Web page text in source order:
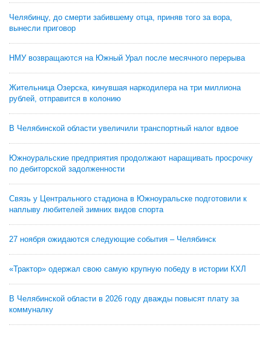
Челябинцу, до смерти забившему отца, приняв того за вора,
вынесли приговор
НМУ возвращаются на Южный Урал после месячного перерыва
Жительница Озерска, кинувшая наркодилера на три миллиона
рублей, отправится в колонию
В Челябинской области увеличили транспортный налог вдвое
Южноуральские предприятия продолжают наращивать просрочку
по дебиторской задолженности
Связь у Центрального стадиона в Южноуральске подготовили к
наплыву любителей зимних видов спорта
27 ноября ожидаются следующие события – Челябинск
«Трактор» одержал свою самую крупную победу в истории КХЛ
В Челябинской области в 2026 году дважды повысят плату за
коммуналку